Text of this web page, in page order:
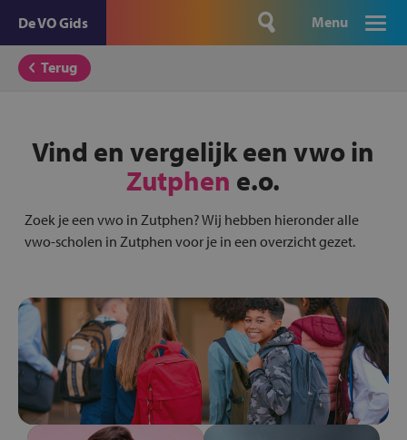
De VO Gids Menu
Terug
Vind en vergelijk een vwo in
Zutphen e.o.
Zoek je een vwo in Zutphen? Wij hebben hieronder alle
vwo-scholen in Zutphen voor je in een overzicht gezet.